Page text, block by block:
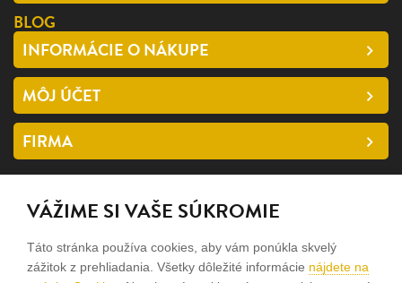
BLOG
INFORMÁCIE O NÁKUPE
MÔJ ÚČET
FIRMA
SLEDUJTE NÁS
facebook
instagram
VÁŽIME SI VAŠE SÚKROMIE
Táto stránka používa cookies, aby vám ponúkla skvelý
zážitok z prehliadania. Všetky dôležité informácie nájdete na